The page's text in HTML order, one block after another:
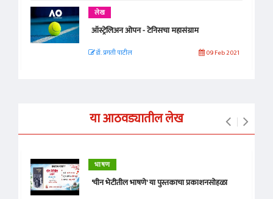
लेख
ऑस्ट्रेलिअन ओपन - टेनिसचा महासंग्राम
डॉ. प्रगती पाटील 09 Feb 2021
या आठवड्यातील लेख
भाषण
'चीन भेटीतील भाषणे' या पुस्तकाचा प्रकाशनसोहळा